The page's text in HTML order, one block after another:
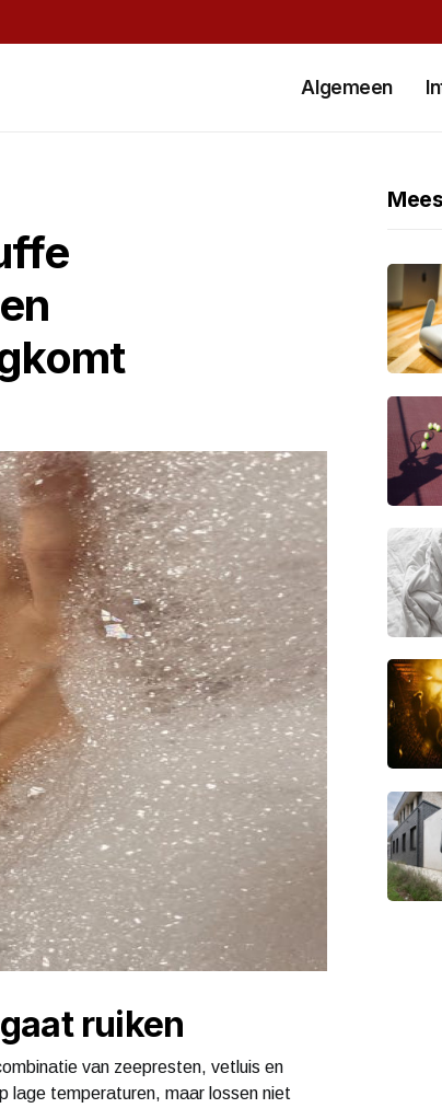
Algemeen
ruiken
van zeepresten, vetluis en
lage temperaturen, maar lossen niet